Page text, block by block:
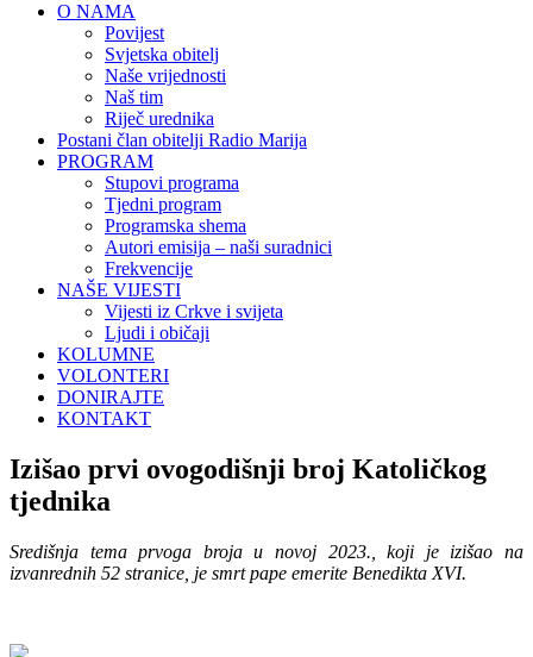
O NAMA
Povijest
Svjetska obitelj
Naše vrijednosti
Naš tim
Riječ urednika
Postani član obitelji Radio Marija
PROGRAM
Stupovi programa
Tjedni program
Programska shema
Autori emisija – naši suradnici
Frekvencije
NAŠE VIJESTI
Vijesti iz Crkve i svijeta
Ljudi i običaji
KOLUMNE
VOLONTERI
DONIRAJTE
KONTAKT
Izišao prvi ovogodišnji broj Katoličkog
tjednika
Središnja tema prvoga broja u novoj 2023., koji je izišao na
izvanrednih 52 stranice, je smrt pape emerite Benedikta XVI.